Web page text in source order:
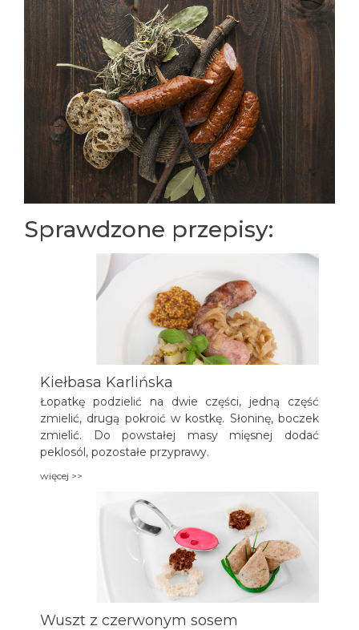
Sprawdzone przepisy:
Kiełbasa Karlińska
Łopatkę podzielić na dwie części, jedną część
zmielić, drugą pokroić w kostkę. Słoninę, boczek
zmielić. Do powstałej masy mięsnej dodać
peklosól, pozostałe przyprawy.
więcej >>
Wuszt z czerwonym sosem